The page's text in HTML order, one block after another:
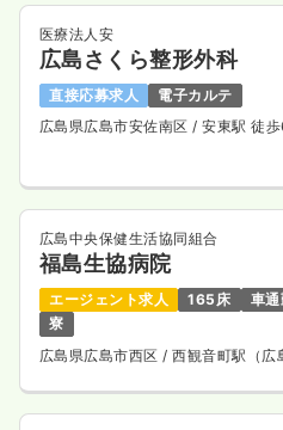
医療法人安
広島さくら整形外科
直接応募求人
電子カルテ
広島県広島市安佐南区/ 安東駅 徒
広島中央保健生活協同組合
福島生協病院
エージェント求人 165床 車
寮
広島県広島市西区 / 西観音町駅（広